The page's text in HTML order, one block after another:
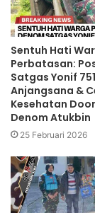
Sentuh Hati
Perbatasan:
Satgas Yonif
Anjangsana &
Kesehatan
Denom Atukbin
25 Februari 2026